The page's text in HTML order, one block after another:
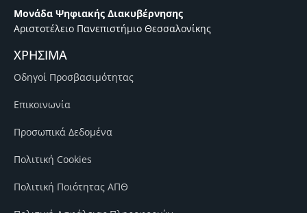
Μονάδα Ψηφιακής Διακυβέρνησης
Αριστοτέλειο Πανεπιστήμιο Θεσσαλονίκης
ΧΡΗΣΙΜΑ
Οδηγοί Προσβασιμότητας
Επικοινωνία
Προσωπικά Δεδομένα
Πολιτική Cookies
Πολιτική Ποιότητας ΑΠΘ